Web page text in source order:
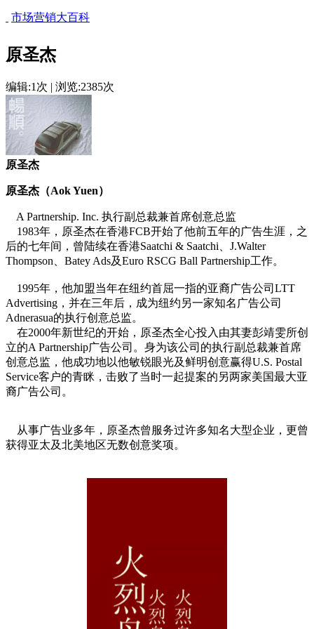
市场营销大百科
原圣杰
编辑:1次 | 浏览:2385次
原圣杰
原圣杰（Aok Yuen）
A Partnership. Inc. 执行副总裁兼首席创意总监
1983年，原圣杰在香港FCB开始了他前五年的广告生涯，之
后的七年间，曾陆续在香港Saatchi & Saatchi、J.Walter
Thompson、Batey Ads及Euro RSCG Ball Partnership工作。
1995年，他加盟当年在纽约首屈一指的亚裔广告公司LTT
Advertising，并在三年后，成为纽约另一家知名广告公司
Adnerasua的执行创意总监。
在2000年新世纪的开始，原圣杰全心投入由其妻彭靖雯所创
立的A Partnership广告公司。身为该公司的执行副总裁兼首席
创意总监，他成功地以他敏锐眼光及鲜明创意赢得U.S. Postal
Service客户的青眯，击败了当时一起提案的另两家美国最大亚
裔广告公司。
从事广告业多年，原圣杰曾服务过许多知名大型企业，更曾
获得亚太及北美地区无数创意奖项。